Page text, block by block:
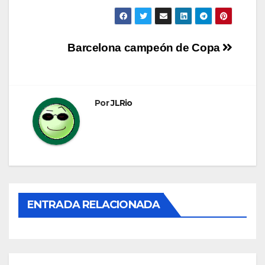
Navegación
entradas
Barcelona campeón de Copa
PorJLRio
ENTRADA RELACIONADA